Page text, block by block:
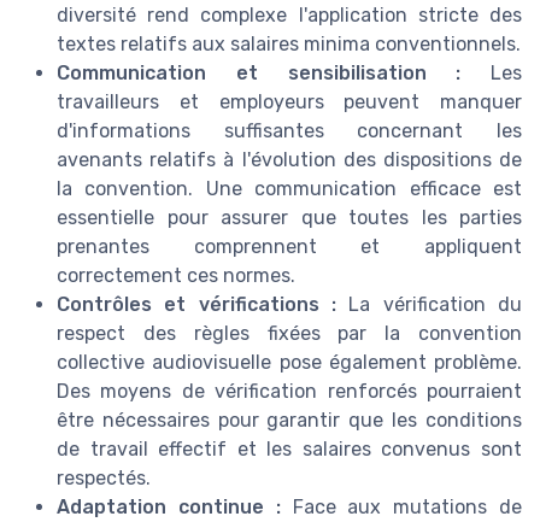
diversité rend complexe l'application stricte des
textes relatifs aux salaires minima conventionnels.
Communication et sensibilisation : Les
travailleurs et employeurs peuvent manquer
d'informations suffisantes concernant les
avenants relatifs à l'évolution des dispositions de
la convention. Une communication efficace est
essentielle pour assurer que toutes les parties
prenantes comprennent et appliquent
correctement ces normes.
Contrôles et vérifications : La vérification du
respect des règles fixées par la convention
collective audiovisuelle pose également problème.
Des moyens de vérification renforcés pourraient
être nécessaires pour garantir que les conditions
de travail effectif et les salaires convenus sont
respectés.
Adaptation continue :Face aux mutations de